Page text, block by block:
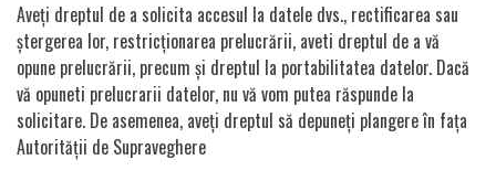
Aveți dreptul de a solicita accesul la datele dvs., rectificarea sau
ștergerea lor, restricționarea prelucrării, aveti dreptul de a vă
opune prelucrării, precum și dreptul la portabilitatea datelor. Dacă
vă opuneti prelucrarii datelor, nu vă vom putea răspunde la
solicitare. De asemenea, aveți dreptul să depuneți plangere în fața
Autorității de Supraveghere